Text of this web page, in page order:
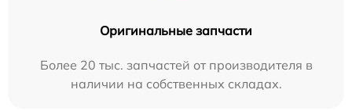
Оригинальные запчасти
Более 20 тыс. запчастей от производителя в
наличии на собственных складах.